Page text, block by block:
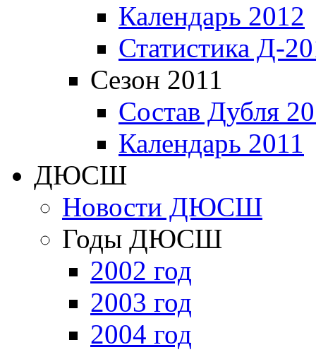
Календарь 2012
Статистика Д-
Сезон 2011
Состав Дубля
Календарь 2011
ДЮСШ
Новости ДЮСШ
Годы ДЮСШ
2002 год
2003 год
2004 год